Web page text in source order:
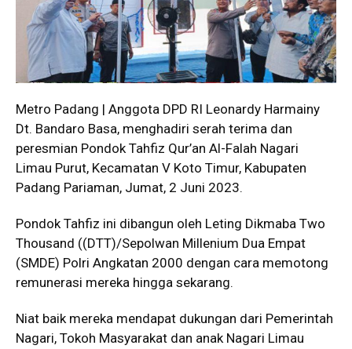
Metro Padang | Anggota DPD RI Leonardy Harmainy
Dt. Bandaro Basa, menghadiri serah terima dan
peresmian Pondok Tahfiz Qur’an Al-Falah Nagari
Limau Purut, Kecamatan V Koto Timur, Kabupaten
Padang Pariaman, Jumat, 2 Juni 2023.
Pondok Tahfiz ini dibangun oleh Leting Dikmaba Two
Thousand ((DTT)/Sepolwan Millenium Dua Empat
(SMDE) Polri Angkatan 2000 dengan cara memotong
remunerasi mereka hingga sekarang.
Niat baik mereka mendapat dukungan dari Pemerintah
Nagari, Tokoh Masyarakat dan anak Nagari Limau